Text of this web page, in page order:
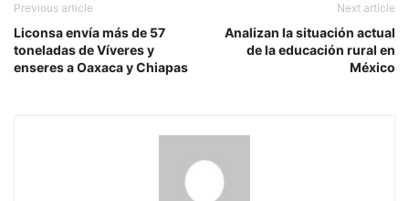
Previous article
Liconsa envía más de 57
toneladas de Víveres y
enseres a Oaxaca y Chiapas
Next article
Analizan la situación actual
de la educación rural en
México